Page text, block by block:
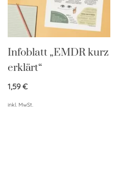
Infoblatt „EMDR kurz
erklärt“
1,59€
inkl. MwSt.